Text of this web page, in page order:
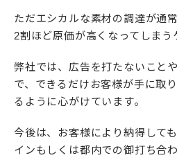
ただエシカルな素材の調達が通
2割ほど原価が高くなってしまう
弊社では、広告を打たないこと
で、できるだけお客様が手に取
るように心がけています。
今後は、お客様により納得して
インもしくは都内での御打ち合